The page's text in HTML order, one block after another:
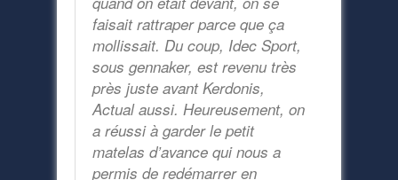
faisait rattraper parce que ça
mollissait. Du coup, Idec Sport,
sous gennaker, est revenu très
près juste avant Kerdonis,
Actual aussi. Heureusement, on
a réussi à garder le petit
matelas d’avance qui nous a
permis de redémarrer en